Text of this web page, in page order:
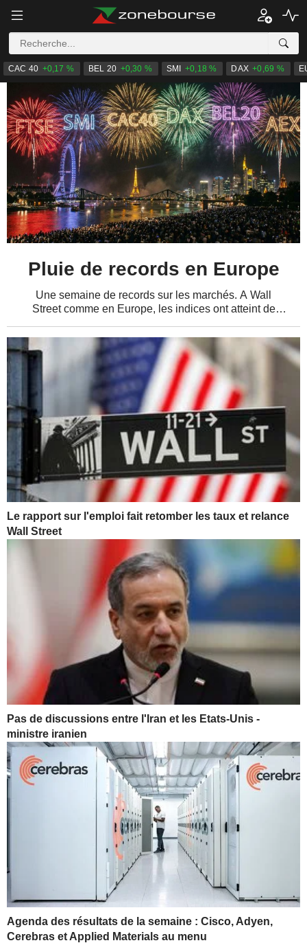
CAC 40 +0,17 % BEL 20 +0,30 % SMI +0,18 % DAX +0,69 %
Le rapport sur l'emploi fait retomber les taux et relance
Wall Street
Pas de discussions entre l'Iran et les Etats-Unis -
ministre iranien
Pluie de records en Europe
Une semaine de records sur les marchés. A Wall
Street comme en Europe, les indices ont atteint de
d'entreprises et une relative détente de la...
Agenda des résultats de la semaine : Cisco, Adyen,
Cerebras et Applied Materials au menu